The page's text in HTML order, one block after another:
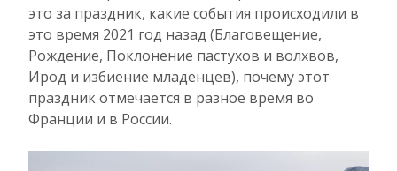
это за праздник, какие события происходили в
это время 2021 год назад (Благовещение,
Рождение, Поклонение пастухов и волхвов,
Ирод и избиение младенцев), почему этот
праздник отмечается в разное время во
Франции и в России.